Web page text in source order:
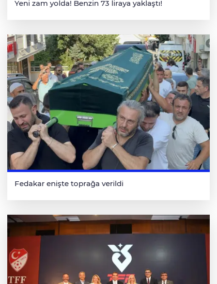
Yeni zam yolda! Benzin 73 liraya yaklaştı!
Fedakar enişte toprağa verildi